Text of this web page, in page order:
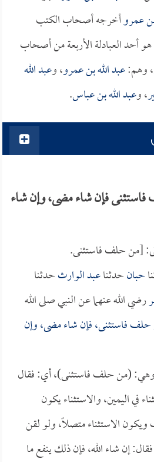
عمروأخرجه أصحاب الكتب
هو أحد العبادلة الأربعة من أصحاب
وهم:عبد الله بن عمرو، وعبد الله
، وعبد الله بن عباس.
فإن شاء مضى، وإن شاء
[من حلف فاستثنى.
حبانحدثناعبد الوارثحدثنا
رضي الله عنهما عن النبي صلى الله
فاستثنى، فإن شاء مضى، وإن
وهي: (من حلف فاستثنى)، أي: فقال
في اليمين، والاستثناء يكون
الاستثناء متصلاً، ولو لقن
إن شاء الله، فإن ذلك ينفع ما